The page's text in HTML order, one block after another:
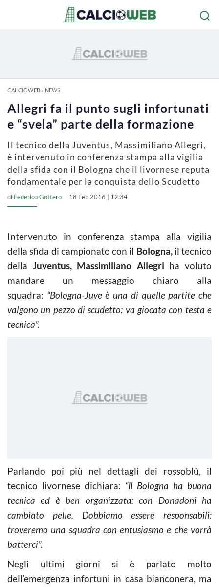
CALCIOWEB» NEWS
Allegri fa il punto sugli infortunati
e “svela” parte della formazione
Il tecnico della Juventus, Massimiliano Allegri,
è intervenuto in conferenza stampa alla vigilia
della sfida con il Bologna che il livornese reputa
fondamentale per la conquista dello Scudetto
di Federico Gottero 18 Feb 2016 | 12:34
Intervenuto in conferenza stampa alla vigilia
della sfida di campionato con il Bologna,il tecnico
della Juventus, Massimiliano Allegri ha voluto
mandare un messaggio chiaro alla
squadra: “Bologna-Juve è una di quelle partite che
valgono un pezzo di scudetto: va giocata con testa e
tecnica”.
Parlando poi più nel dettagli dei rossoblù, il
tecnico livornese dichiara: “Il Bologna ha buona
tecnica ed è ben organizzata: con Donadoni ha
cambiato pelle. Dobbiamo essere responsabili:
troveremo una squadra con entusiasmo e che vorrà
batterci”.
Negli ultimi giorni si è parlato molto
dell’emergenza infortuni in casa bianconera, ma